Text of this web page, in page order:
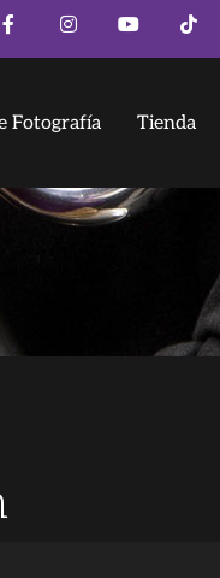
Fotografía Tienda